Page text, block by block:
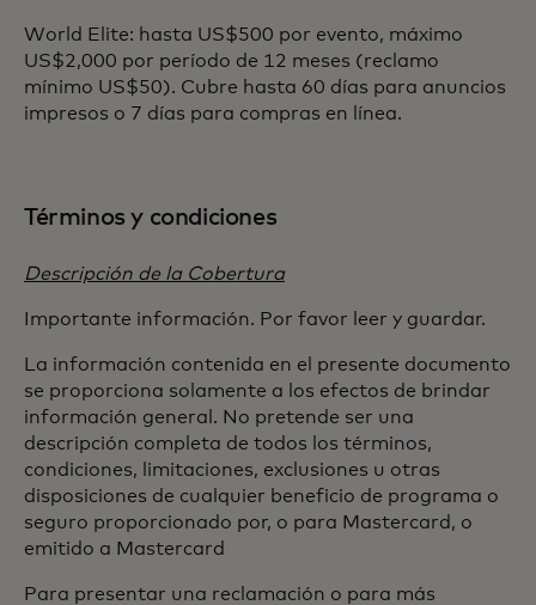
World Elite: hasta US$500 por evento, máximo
US$2,000 por período de 12 meses (reclamo
mínimo US$50). Cubre hasta 60 días para anuncios
impresos o 7 días para compras en línea.
Términos y condiciones
Descripción de la Cobertura
Importante información. Por favor leer y guardar.
La información contenida en el presente documento
se proporciona solamente a los efectos de brindar
información general. No pretende ser una
descripción completa de todos los términos,
condiciones, limitaciones, exclusiones u otras
disposiciones de cualquier beneficio de programa o
seguro proporcionado por, o para Mastercard, o
emitido a Mastercard
Para presentar una reclamación o para más